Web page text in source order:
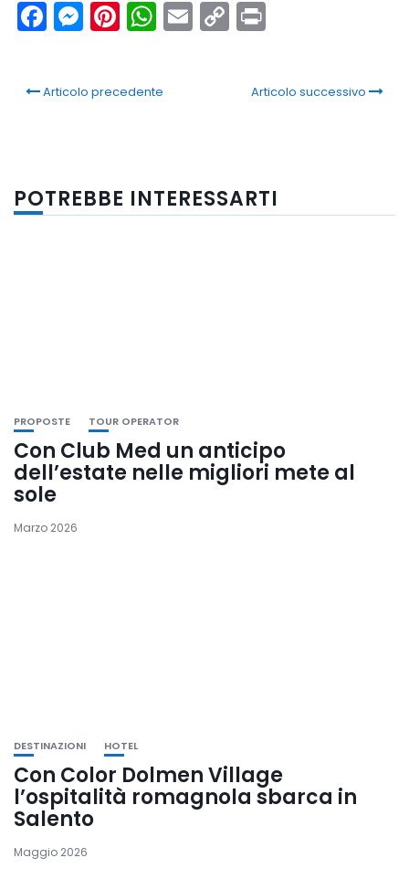
Facebook
Messenger
Pinterest
WhatsApp
Email
Copy
Link
Articolo precedente Articolo successivo
POTREBBE INTERESSARTI
PROPOSTE TOUR OPERATOR
Con Club Med un anticipo
dell’estate nelle migliori mete al
sole
Marzo 2026
DESTINAZIONI HOTEL
Con Color Dolmen Village
l’ospitalità romagnola sbarca in
Salento
Maggio 2026